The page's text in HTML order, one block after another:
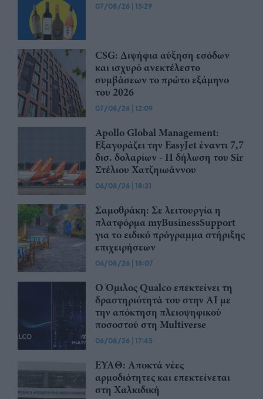
07/08/26 | 15:29
CSG: Διψήφια αύξηση εσόδων
και ισχυρό ανεκτέλεστο
συμβάσεων το πρώτο εξάμηνο
του 2026
07/08/26 | 12:09
Apollo Global Management:
Εξαγοράζει την EasyJet έναντι 7,7
δισ. δολαρίων - Η δήλωση του Sir
Στέλιου Χατζηιωάννου
06/08/26 | 18:31
Σαμοθράκη: Σε λειτουργία η
πλατφόρμα myBusinessSupport
για το ειδικό πρόγραμμα στήριξης
επιχειρήσεων
06/08/26 | 18:07
Ο Όμιλος Qualco επεκτείνει τη
δραστηριότητά του στην ΑΙ με
την απόκτηση πλειοψηφικού
ποσοστού στη Multiverse
06/08/26 | 17:45
ΕΥΑΘ: Αποκτά νέες
αρμοδιότητες και επεκτείνεται
στη Χαλκιδική